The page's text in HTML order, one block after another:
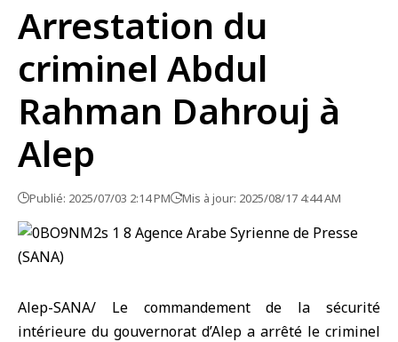
Arrestation du
criminel Abdul
Rahman Dahrouj à
Alep
Publié: 2025/07/03 2:14 PM Mis à jour: 2025/08/17 4:44 AM
Alep-SANA/ Le commandement de la sécurité
intérieure du gouvernorat d’Alep a arrêté le criminel